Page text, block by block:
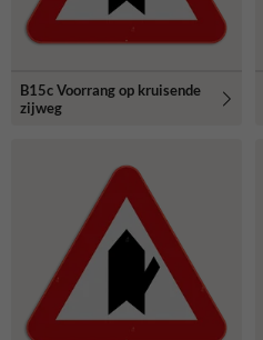
B15c Voorrang op kruisende
zijweg